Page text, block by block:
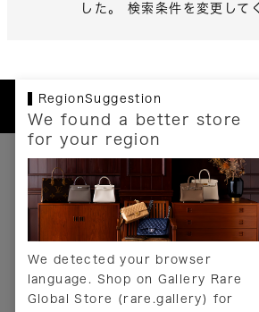
した。 検索条件を変更して
RegionSuggestion
We found a better store
for your region
We detected your browser
language. Shop on Gallery Rare
Global Store (rare.gallery) for
お支払いについて
配送について
送料について
返品について